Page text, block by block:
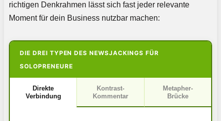
richtigen Denkrahmen lässt sich fast jeder relevante
Moment für dein Business nutzbar machen:
DIE DREI TYPEN DES NEWSJACKINGS FÜR
SOLOPRENEURE
Direkte
Verbindung
Kontrast-
Kommentar
Metapher-
Brücke